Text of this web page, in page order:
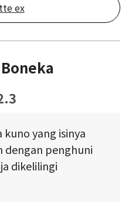
ex
yang isinya
dengan penghuni
dikelilingi